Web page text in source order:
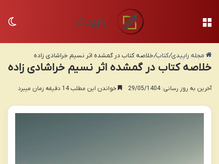
مجله راپیدی/کتاب/خلاصه کتاب در گمشده اثر نسیم خراشادی زاده
خلاصه کتاب در گمشده اثر نسیم خراشادی زاده
آخرین به روز رسانی: 29/05/1404 خواندن این مطلب 14 دقیقه زمان میبرد